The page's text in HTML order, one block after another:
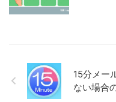
15分メー
ない場合